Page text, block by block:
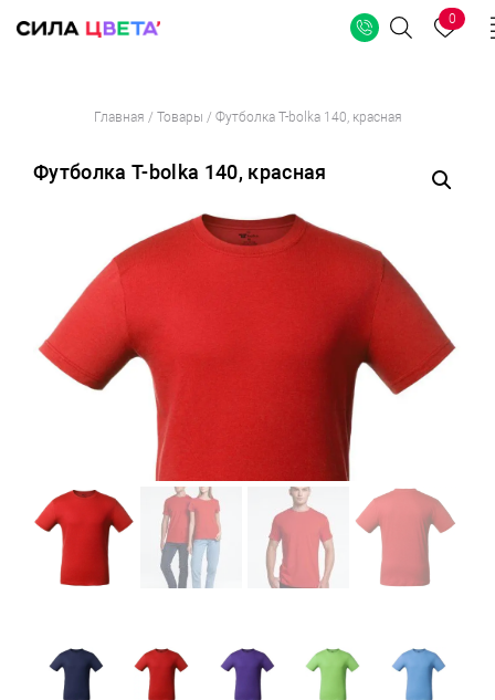
содержимому
Поиск
0
Главная / Товары / Футболка T-bolka 140, красная
Футболка T-bolka 140, красная